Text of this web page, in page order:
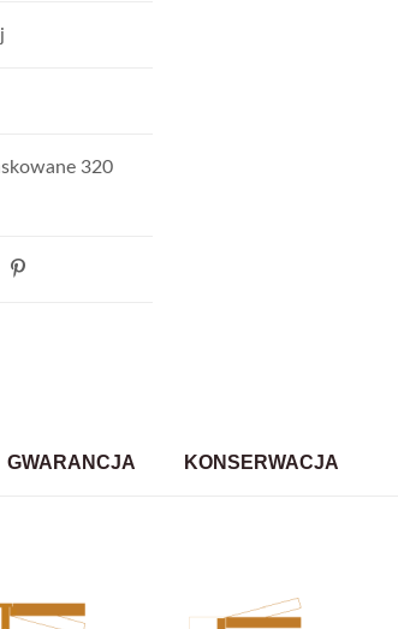
320
GWARANCJA KONSERWACJA